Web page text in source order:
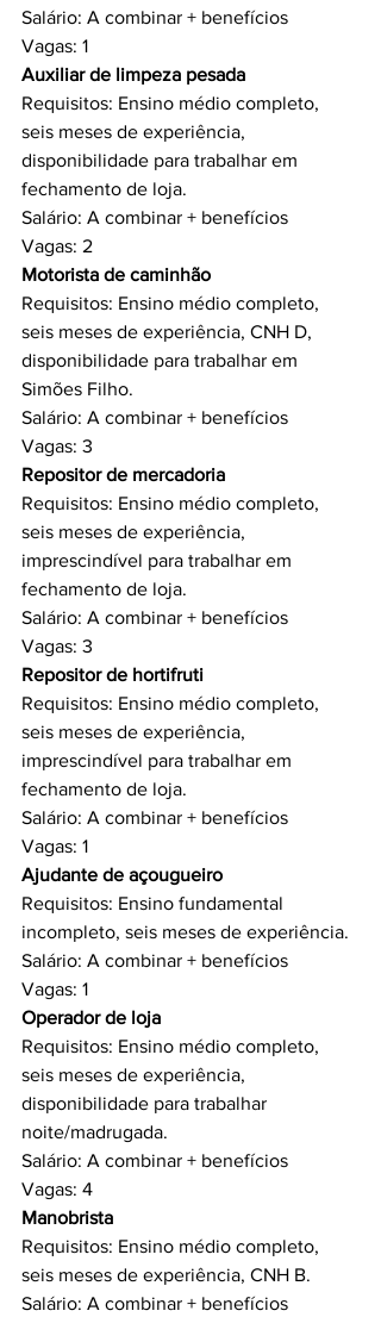
Salário: A combinar + benefícios
Vagas: 1
Auxiliar de limpeza pesada
Requisitos: Ensino médio completo,
seis meses de experiência,
disponibilidade para trabalhar em
fechamento de loja.
Salário: A combinar + benefícios
Vagas: 2
Motorista de caminhão
Requisitos: Ensino médio completo,
seis meses de experiência, CNH D,
disponibilidade para trabalhar em
Simões Filho.
Salário: A combinar + benefícios
Vagas: 3
Repositor de mercadoria
Requisitos: Ensino médio completo,
seis meses de experiência,
imprescindível para trabalhar em
fechamento de loja.
Salário: A combinar + benefícios
Vagas: 3
Repositor de hortifruti
Requisitos: Ensino médio completo,
seis meses de experiência,
imprescindível para trabalhar em
fechamento de loja.
Salário: A combinar + benefícios
Vagas: 1
Ajudante de açougueiro
Requisitos: Ensino fundamental
incompleto, seis meses de experiência.
Salário: A combinar + benefícios
Vagas: 1
Operador de loja
Requisitos: Ensino médio completo,
seis meses de experiência,
disponibilidade para trabalhar
noite/madrugada.
Salário: A combinar + benefícios
Vagas: 4
Manobrista
Requisitos: Ensino médio completo,
seis meses de experiência, CNH B.
Salário: A combinar + benefícios